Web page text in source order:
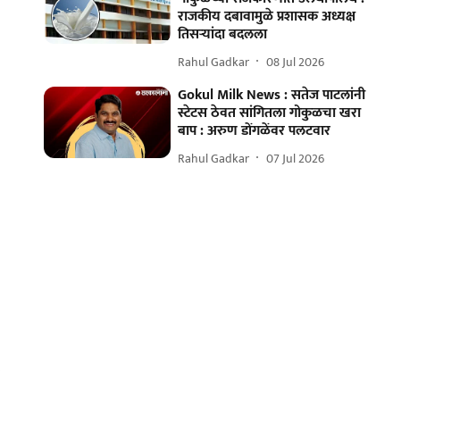
राजकीय दबावामुळे प्रशासक अध्यक्ष
तिसऱ्यांदा बदलला
Rahul Gadkar 08 Jul 2026
Gokul Milk News : सतेज पाटलांनी
स्टेटस ठेवत सांगितला गोकुळचा खरा
बाप : अरुण डोंगळेंवर पलटवार
Rahul Gadkar 07 Jul 2026